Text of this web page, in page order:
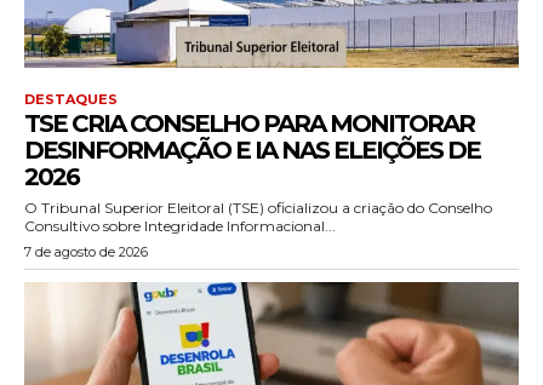
DESTAQUES
TSE CRIA CONSELHO PARA MONITORAR
DESINFORMAÇÃO E IA NAS ELEIÇÕES DE
2026
O Tribunal Superior Eleitoral (TSE) oficializou a criação do Conselho
Consultivo sobre Integridade Informacional...
7 de agosto de 2026